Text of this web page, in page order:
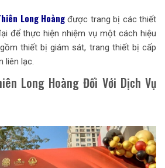
Long Hoàngđược trang bị các thiết
để thực hiện nhiệm vụ một cách hiệu
thiết bị giám sát, trang thiết bị cấp
liên lạc.
Long Hoàng Đối Với Dịch Vụ